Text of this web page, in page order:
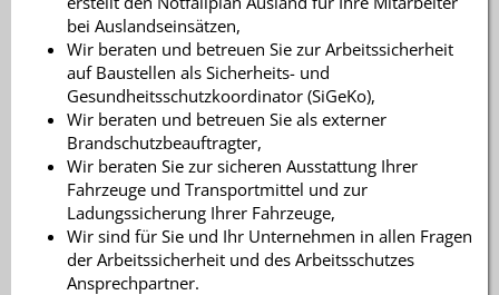
bei Auslandseinsätzen,
Wir beraten und betreuen Sie zur Arbeitssicherheit
auf Baustellen als Sicherheits- und
Gesundheitsschutzkoordinator (SiGeKo),
Wir beraten und betreuen Sie als externer
Brandschutzbeauftragter,
Wir beraten Sie zur sicheren Ausstattung Ihrer
Fahrzeuge und Transportmittel und zur
Ladungssicherung Ihrer Fahrzeuge,
Wir sind für Sie und Ihr Unternehmen in allen Fragen
der Arbeitssicherheit und des Arbeitsschutzes
Ansprechpartner.